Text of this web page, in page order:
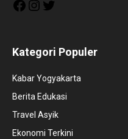
FacebookInstagram
Kategori Populer
Kabar Yogyakarta
Berita Edukasi
Travel Asyik
Ekonomi Terkini